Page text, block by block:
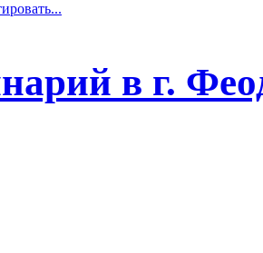
в г.